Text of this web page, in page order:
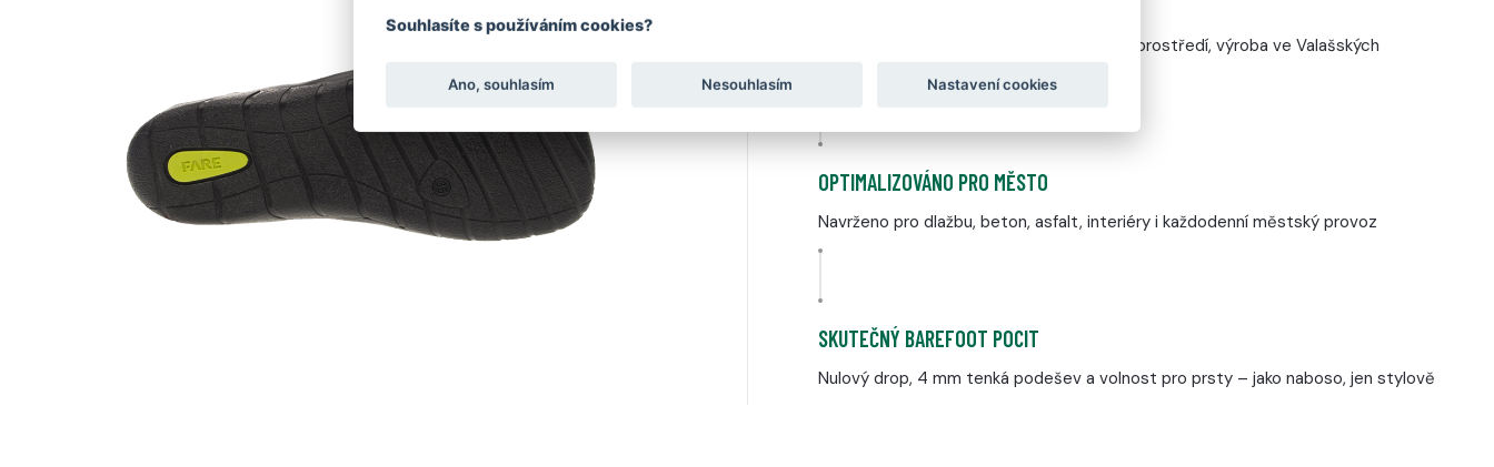
Vlastní konstrukce navržená pro městské prostředí, výroba ve Valašských
OPTIMALIZOVÁNO PRO MĚSTO
Navrženo pro dlažbu, beton, asfalt, interiéry i každodenní městský provoz
SKUTEČNÝ BAREFOOT POCIT
Nulový drop, 4 mm tenká podešev a volnost pro prsty – jako naboso, jen stylově
Souhlasíte s používáním cookies?
Ano, souhlasím Nesouhlasím Nastavení cookies